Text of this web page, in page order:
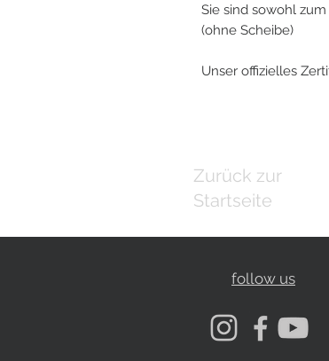
Sie sind sowohl
(ohne Scheibe)
Unser offizielles
Zurück zur
Startseite
follow us